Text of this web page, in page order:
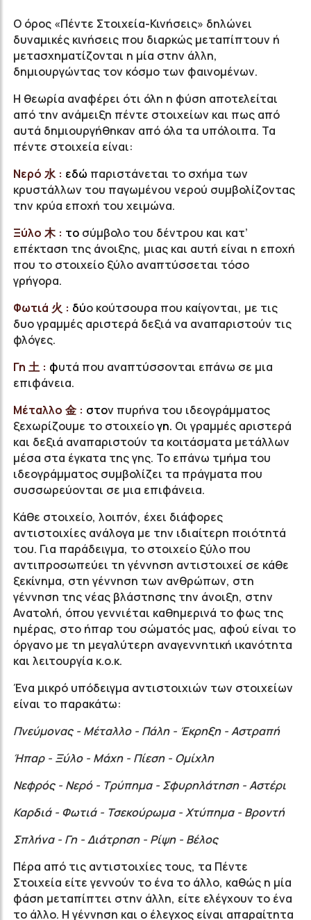
Ο όρος «Πέντε Στοιχεία-Κινήσεις» δηλώνει
δυναμικές κινήσεις που διαρκώς μεταπίπτουν ή
μετασχηματίζονται η μία στην άλλη,
δημιουργώντας τον κόσμο των φαινομένων.
Η θεωρία αναφέρει ότι όλη η φύση αποτελείται
από την ανάμειξη πέντε στοιχείων και πως από
αυτά δημιουργήθηκαν από όλα τα υπόλοιπα. Τα
πέντε στοιχεία είναι:
Νερό 水 : εδώ παριστάνεται το σχήμα των
κρυστάλλων του παγωμένου νερού συμβολίζοντας
την κρύα εποχή του χειμώνα.
Ξύλο 木 : το σύμβολο του δέντρου και κατ’
επέκταση της άνοιξης, μιας και αυτή είναι η εποχή
που το στοιχείο ξύλο αναπτύσσεται τόσο
γρήγορα.
Φωτιά 火 : δύο κούτσουρα που καίγονται, με τις
δυο γραμμές αριστερά δεξιά να αναπαριστούν τις
φλόγες.
Γη 土 : φυτά που αναπτύσσονται επάνω σε μια
επιφάνεια.
Μέταλλο 金 : στον πυρήνα του ιδεογράμματος
ξεχωρίζουμε το στοιχείογη. Οι γραμμές αριστερά
και δεξιά αναπαριστούν τα κοιτάσματα μετάλλων
μέσα στα έγκατα της γης. Το επάνω τμήμα του
ιδεογράμματος συμβολίζει τα πράγματα που
συσσωρεύονται σε μια επιφάνεια.
Κάθε στοιχείο, λοιπόν, έχει διάφορες
αντιστοιχίες ανάλογα με την ιδιαίτερη ποιότητά
του. Για παράδειγμα, το στοιχείο ξύλο που
αντιπροσωπεύει τη γέννηση αντιστοιχεί σε κάθε
ξεκίνημα, στη γέννηση των ανθρώπων, στη
γέννηση της νέας βλάστησης την άνοιξη, στην
Ανατολή, όπου γεννιέται καθημερινά το φως της
ημέρας, στο ήπαρ του σώματός μας, αφού είναι το
όργανο με τη μεγαλύτερη αναγεννητική ικανότητα
και λειτουργία κ.ο.κ.
Ένα μικρό υπόδειγμα αντιστοιχιών των στοιχείων
είναι το παρακάτω:
Πνεύμονας - Μέταλλο - Πάλη - Έκρηξη - Αστραπή
Ήπαρ - Ξύλο - Μάχη - Πίεση - Ομίχλη
Νεφρός - Νερό - Τρύπημα - Σφυρηλάτηση - Αστέρι
Καρδιά - Φωτιά - Τσεκούρωμα - Χτύπημα - Βροντή
Σπλήνα - Γη - Διάτρηση - Ρίψη - Βέλος
Πέρα από τις αντιστοιχίες τους, τα Πέντε
Στοιχεία είτε γεννούν το ένα το άλλο, καθώς η μία
φάση μεταπίπτει στην άλλη, είτε ελέγχουν το ένα
το άλλο. Η γέννηση και ο έλεγχος είναι απαραίτητα